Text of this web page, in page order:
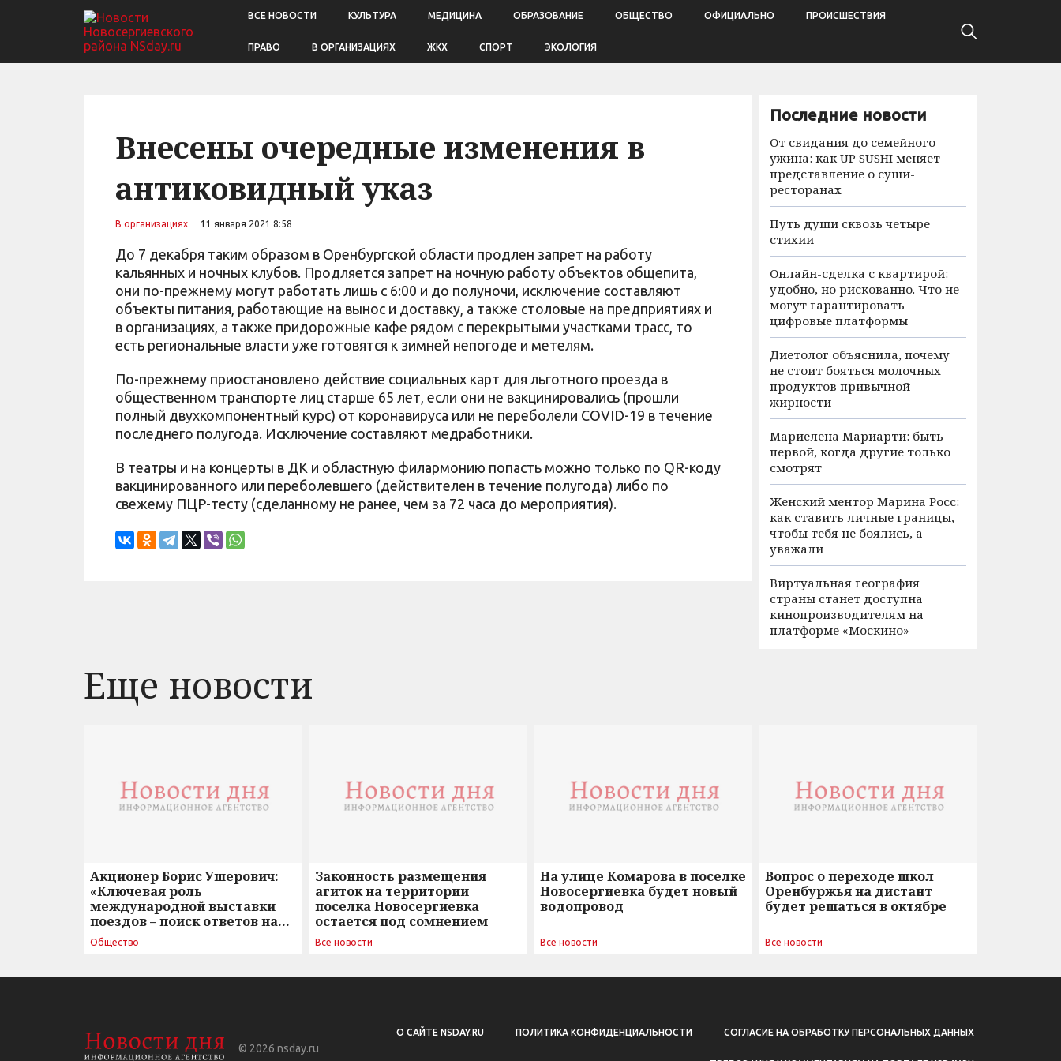
ВСЕ НОВОСТИ КУЛЬТУРА МЕДИЦИНА ОБРАЗОВАНИЕ ОБЩЕСТВО ОФИЦИАЛЬНО ПРОИСШЕСТВИЯ
ПРАВО В ОРГАНИЗАЦИЯХ ЖКХ СПОРТ ЭКОЛОГИЯ
Внесены очередные изменения в
антиковидный указ
В организациях 11 января 2021 8:58
До 7 декабря таким образом в Оренбургской области продлен запрет на работу
кальянных и ночных клубов. Продляется запрет на ночную работу объектов общепита,
они по-прежнему могут работать лишь с 6:00 и до полуночи, исключение составляют
объекты питания, работающие на вынос и доставку, а также столовые на предприятиях и
в организациях, а также придорожные кафе рядом с перекрытыми участками трасс, то
есть региональные власти уже готовятся к зимней непогоде и метелям.
По-прежнему приостановлено действие социальных карт для льготного проезда в
общественном транспорте лиц старше 65 лет, если они не вакцинировались (прошли
полный двухкомпонентный курс) от коронавируса или не переболели COVID-19 в течение
последнего полугода. Исключение составляют медработники.
В театры и на концерты в ДК и областную филармонию попасть можно только по QR-коду
вакцинированного или переболевшего (действителен в течение полугода) либо по
свежему ПЦР-тесту (сделанному не ранее, чем за 72 часа до мероприятия).
Последние новости
От свидания до семейного
ужина: как UP SUSHI меняет
представление о суши-
ресторанах
Путь души сквозь четыре
стихии
Онлайн-сделка с квартирой:
удобно, но рискованно. Что не
могут гарантировать
цифровые платформы
Диетолог объяснила, почему
не стоит бояться молочных
продуктов привычной
жирности
Мариелена Мариарти: быть
первой, когда другие только
смотрят
Женский ментор Марина Росс:
как ставить личные границы,
чтобы тебя не боялись, а
уважали
Виртуальная география
страны станет доступна
кинопроизводителям на
платформе «Москино»
Еще новости
Акционер Борис Ушерович:
«Ключевая роль
международной выставки
поездов – поиск ответов на
вызовы времени»
Общество
Законность размещения
агиток на территории
поселка Новосергиевка
остается под сомнением
Все новости
На улице Комарова в поселке
Новосергиевка будет новый
водопровод
Все новости
Вопрос о переходе школ
Оренбуржья на дистант
будет решаться в октябре
Все новости
© 2026 nsday.ru
О САЙТЕ NSDAY.RU ПОЛИТИКА КОНФИДЕНЦИАЛЬНОСТИ СОГЛАСИЕ НА ОБРАБОТКУ ПЕРСОНАЛЬНЫХ ДАННЫХ